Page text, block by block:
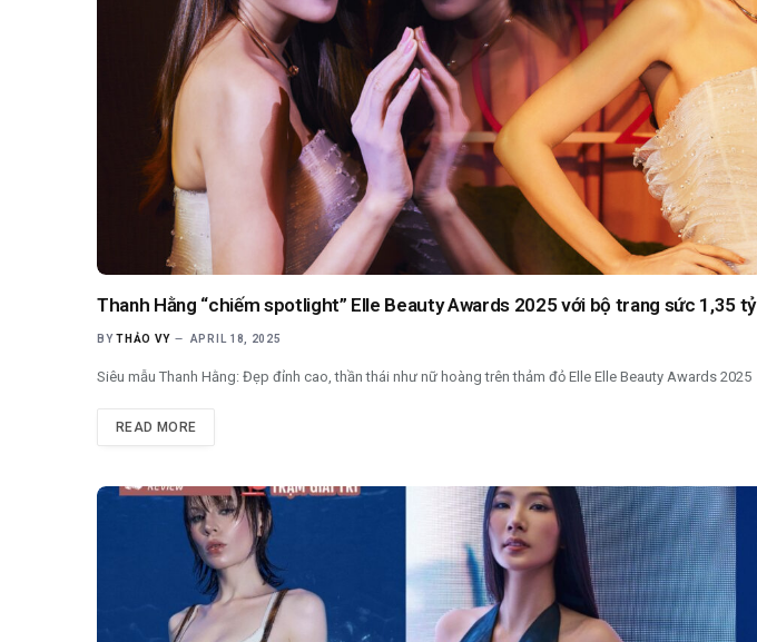
Thanh Hằng “chiếm spotlight” Elle Beauty Awards 2025 với bộ trang sức 1,35 tỷ
BY THẢO VY APRIL 18, 2025
Siêu mẫu Thanh Hằng: Đẹp đỉnh cao, thần thái như nữ hoàng trên thảm đỏ Elle Elle Beauty Awards 2025
READ MORE